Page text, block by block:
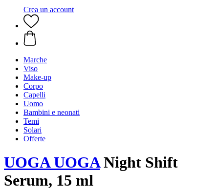
Crea un account
Marche
Viso
Make-up
Corpo
Capelli
Uomo
Bambini e neonati
Temi
Solari
Offerte
UOGA UOGANight Shift
Serum, 15 ml